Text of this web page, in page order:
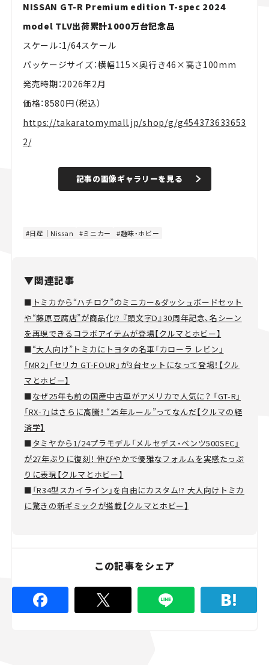
NISSAN GT-R Premium edition T-spec 2024
model TLV出荷累計1000万台記念品
スケール：1/64スケール
パッケージサイズ：横幅115×奥行き46×高さ100mm
発売時期：2026年2月
価格：8580円（税込）
https://takaratomymall.jp/shop/g/g454373633653
2/
記事の画像ギャラリーを見る
日産｜Nissan ミニカー 趣味・ホビー
▼関連記事
■ トミカから“ハチロク”のミニカー&ダッシュボードセット
や“藤原豆腐店”が商品化!? 『頭文字D』30周年記念、名シーン
を再現できるコラボアイテムが登場【クルマとホビー】
■“大人向け”トミカにトヨタの名車「カローラ レビン」
「MR2」「セリカ GT-FOUR」が3台セットになって登場！【クル
マとホビー】
■なぜ25年も前の国産中古車がアメリカで人気に？ 「GT-R」
「RX-7」はさらに高騰！ “25年ルール”ってなんだ【クルマの経
済学】
■タミヤから1/24プラモデル「メルセデス・ベンツ500SEC」
が27年ぶりに復刻！ 伸びやかで優雅なフォルムを実感たっぷ
りに表現【クルマとホビー】
■ 「R34型スカイライン」を自由にカスタム!? 大人向けトミカ
に驚きの新ギミックが搭載【クルマとホビー】
この記事をシェア